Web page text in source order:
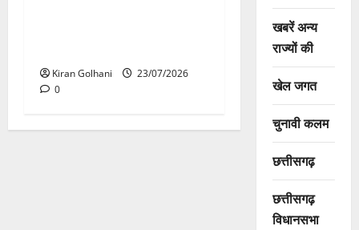
Kiran Golhani
23/07/2026
0
खबरें अन्य
राज्यों की
खेल जगत
चुनावी कलम
छत्तीसगढ़
छत्तीसगढ़
विधानसभा